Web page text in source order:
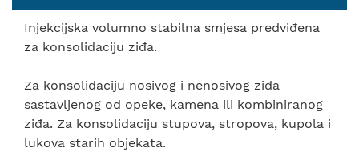
Injekcijska volumno stabilna smjesa predviđena
za konsolidaciju ziđa.
Za konsolidaciju nosivog i nenosivog ziđa
sastavljenog od opeke, kamena ili kombiniranog
ziđa. Za konsolidaciju stupova, stropova, kupola i
lukova starih objekata.